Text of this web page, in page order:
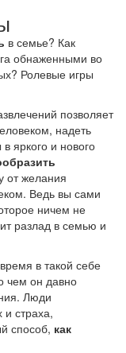
в семье? Как
обнаженными во
Ролевые игры
позволяет
надеть
яркого и нового
от желания
Ведь вы сами
ничем не
разлад в семью и
в такой себе
чем он давно
Люди
страха,
способ, как